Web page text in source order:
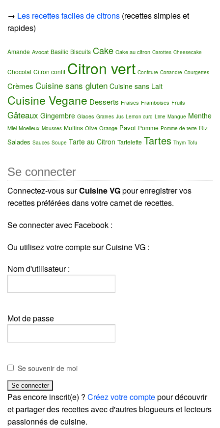
→ Les recettes faciles de citrons (recettes simples et
rapides)
Amande Avocat Basilic Biscuits Cake Cake au citron Carottes Cheesecake
Chocolat Citron confit Citron vert Confiture Coriandre Courgettes
Crèmes Cuisine sans gluten Cuisine sans Lait
Cuisine Vegane Desserts Fraises Framboises Fruits
Gâteaux Gingembre Glaces Graines Jus Lemon curd Lime Mangue Menthe
Miel Moelleux Mousses Muffins Olive Orange Pavot Pomme Pomme de terre Riz
Salades Sauces Soupe Tarte au Citron Tartelette Tartes Thym Tofu
Se connecter
Connectez-vous surCuisine VGpour enregistrer vos
recettes préférées dans votre carnet de recettes.
Se connecter avec Facebook :
Ou utilisez votre compte sur Cuisine VG :
Nom d'utilisateur :
Mot de passe
Se souvenir de moi
Pas encore inscrit(e) ? Créez votre comptepour découvrir
et partager des recettes avec d'autres blogueurs et lecteurs
passionnés de cuisine.